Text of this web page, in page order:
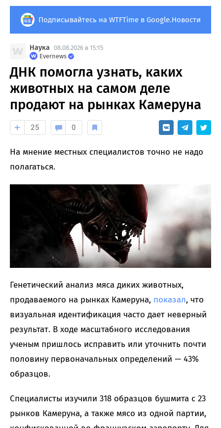
Подписывайтесь на WTFTime в Google.Новости
Наука 08.08.2026 в 15:15
Evernews
ДНК помогла узнать, каких
животных на самом деле
продают на рынках Камеруна
25 0
На мнение местных специалистов точно не надо
полагаться.
Генетический анализ мяса диких животных,
продаваемого на рынках Камеруна, показал, что
визуальная идентификация часто дает неверный
результат. В ходе масштабного исследования
ученым пришлось исправить или уточнить почти
половину первоначальных определений — 43%
образцов.
Специалисты изучили 318 образцов бушмита с 23
рынков Камеруна, а также мясо из одной партии,